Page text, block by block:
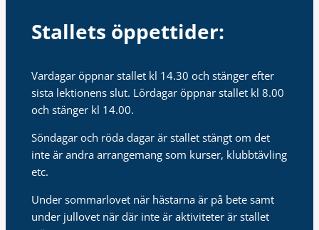
Stallets öppettider:
Vardagar öppnar stallet kl 14.30 och stänger efter
sista lektionens slut. Lördagar öppnar stallet kl 8.00
och stänger kl 14.00.
Söndagar och röda dagar är stallet stängt om det
inte är andra arrangemang som kurser, klubbtävling
etc.
Under sommarlovet när hästarna är på bete samt
under jullovet när där inte är aktiviteter är stallet